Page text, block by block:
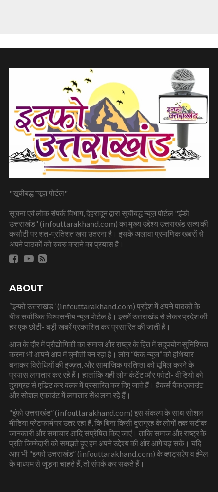
"सूचीबद्ध न्यूज़ पोर्टल"
सूचना एवं लोक संपर्क विभाग, देहरादून द्वारा सूचीबद्ध न्यूज़ पोर्टल "इंफो
उत्तराखंड" (infouttarakhand.com) का मुख्य उद्देश्य उत्तराखंड सत्य की
कसौटी पर शत-प्रतिशत खरा उतरना है। इसके अलावा प्रमाणिक खबरों से
अपने पाठकों को रुबरु कराने का प्रयास है।
ABOUT
“इन्फो उत्तराखंड” (infouttarakhand.com) प्रदेश में अपने पाठकों के
बीच सर्वाधिक विश्वसनीय न्यूज पोर्टल है। इसमें उत्तराखंड से लेकर प्रदेश की
हर एक छोटी- बड़ी खबरें प्रकाशित कर प्रसारित की जाती है।
आज के दौर में प्रौद्योगिकी का समाज और राष्ट्र के हित में सदुपयोग सुनिश्चित
करना भी आपने आप में चुनौती बन रहा है। लोग “फेक न्यूज” को हथियार
बनाकर विरोधियों की इज्ज़त, और सामाजिक प्रतिष्ठा को धूमिल करने के
प्रयास लगातार कर रहे हैं। हालांकि यही लोग कंटेंट और फोटो- वीडियो को
दुराग्रह से एडिट कर बल्क में प्रसारित कर दिए जाते हैं। हैकर्स बैंक एकाउंट
और सोशल एकाउंट में लगातार सेंध लगा रहे हैं।
“इंफो उत्तराखंड” (infouttarakhand.com) इस संकल्प के साथ सोशल
मीडिया प्लेटफार्म पर उतर रहा है, कि बिना किसी दुराग्रह के लोगों तक सटीक
जानकारी और समाचार आदि संप्रेषित किए जाएं। ताकि समाज और राष्ट्र के
प्रति जिम्मेदारी को समझते हुए हम अपने उद्देश्य की ओर आगे बढ़ सकें। यदि
आप भी “इन्फो उत्तराखंड” (infouttarakhand.com) के व्हाट्सऐप व ईमेल
के माध्यम से जुड़ना चाहते हैं, तो संपर्क कर सकते हैं।